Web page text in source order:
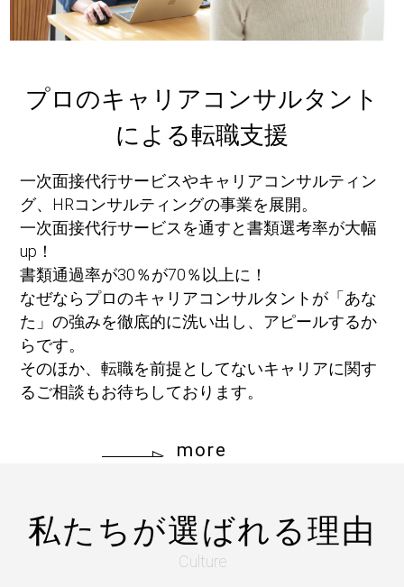
プロのキャリアコンサルタント
による転職支援
一次面接代行サービスやキャリアコンサルティン
グ、HRコンサルティングの事業を展開。
一次面接代行サービスを通すと書類選考率が大幅
up！
書類通過率が30％が70％以上に！
なぜならプロのキャリアコンサルタントが「あな
た」の強みを徹底的に洗い出し、アピールするか
らです。
そのほか、転職を前提としてないキャリアに関す
るご相談もお待ちしております。
more
私たちが選ばれる理由
Culture